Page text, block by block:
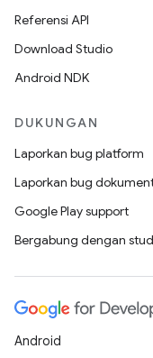
Referensi API
Download Studio
Android NDK
DUKUNGAN
Laporkan bug platform
Laporkan bug
Google Play support
Bergabung dengan
Android